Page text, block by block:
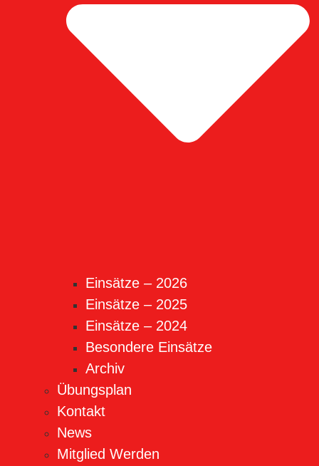
Einsätze – 2026
Einsätze – 2025
Einsätze – 2024
Besondere Einsätze
Archiv
Übungsplan
Kontakt
News
Mitglied Werden